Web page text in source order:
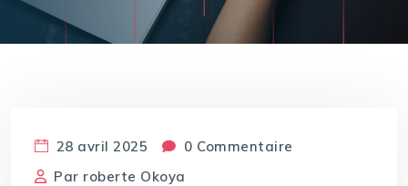
28 avril 2025
0 Commentaire
Par roberte Okoya